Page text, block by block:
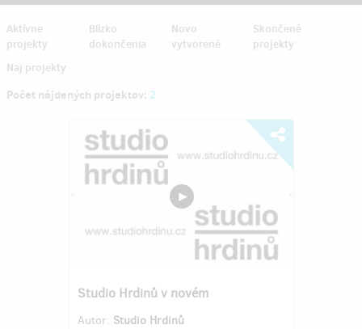
Aktívne
projekty
Blízko
dokončenia
Novo
vytvorené
Skončené
projekty
Naj projekty
Počet nájdených projektov: 2
Studio Hrdinů v novém
Autor: Studio Hrdinů